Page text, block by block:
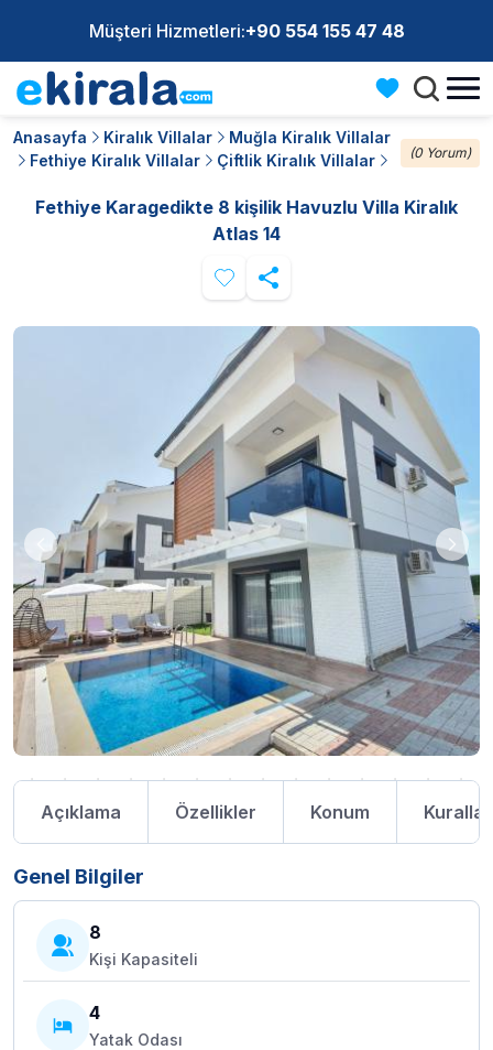
Müşteri Hizmetleri:+90 554 155 47 48
Anasayfa Kiralık Villalar
Muğla Kiralık Villalar
Fethiye Kiralık Villalar
Çiftlik Kiralık Villalar (0 Yorum)
Fethiye Karagedikte 8 kişilik Havuzlu Villa Kiralık
Atlas 14
Açıklama Özellikler Konum Kurallar
Genel Bilgiler
8
Kişi Kapasiteli
4
Yatak Odası